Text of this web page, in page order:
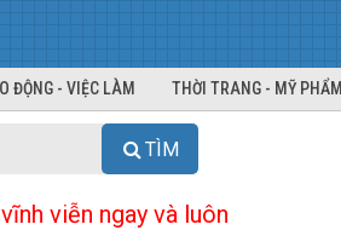
ĐỘNG - VIỆC LÀM THỜI TRANG - MỸ PHẨM
TÌM
viễn ngay và luôn